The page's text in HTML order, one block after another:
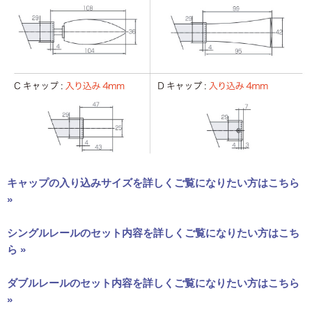
キャップの入り込みサイズを詳しくご覧になりたい方はこちら
»
シングルレールのセット内容を詳しくご覧になりたい方はこち
ら »
ダブルレールのセット内容を詳しくご覧になりたい方はこちら
»